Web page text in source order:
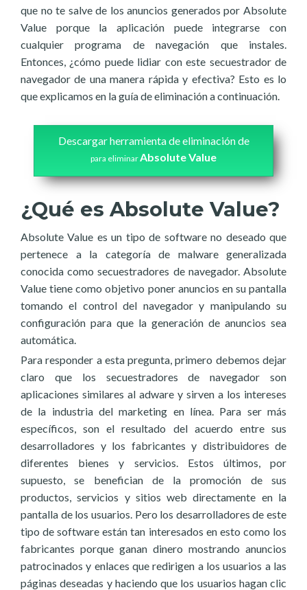
que no te salve de los anuncios generados por Absolute
Value porque la aplicación puede integrarse con
cualquier programa de navegación que instales.
Entonces, ¿cómo puede lidiar con este secuestrador de
navegador de una manera rápida y efectiva? Esto es lo
que explicamos en la guía de eliminación a continuación.
Descargar herramienta de eliminación de
para eliminarAbsolute Value
¿Qué es Absolute Value?
Absolute Value es un tipo de software no deseado que
pertenece a la categoría de malware generalizada
conocida como secuestradores de navegador. Absolute
Value tiene como objetivo poner anuncios en su pantalla
tomando el control del navegador y manipulando su
configuración para que la generación de anuncios sea
automática.
Para responder a esta pregunta, primero debemos dejar
claro que los secuestradores de navegador son
aplicaciones similares al adware y sirven a los intereses
de la industria del marketing en línea. Para ser más
específicos, son el resultado del acuerdo entre sus
desarrolladores y los fabricantes y distribuidores de
diferentes bienes y servicios. Estos últimos, por
supuesto, se benefician de la promoción de sus
productos, servicios y sitios web directamente en la
pantalla de los usuarios. Pero los desarrolladores de este
tipo de software están tan interesados en esto como los
fabricantes porque ganan dinero mostrando anuncios
patrocinados y enlaces que redirigen a los usuarios a las
páginas deseadas y haciendo que los usuarios hagan clic